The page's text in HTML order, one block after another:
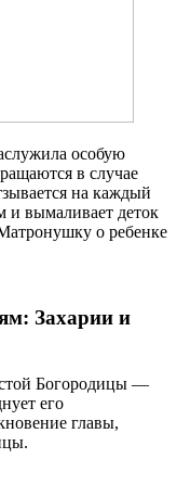
особую
в случае
на каждый
и вымаливает деток
о ребенке
Захарии и
Богородицы —
его
главы,